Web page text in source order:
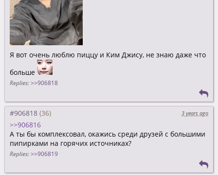
Я вот очень люблю пиццу и Ким Джису, не знаю даже что
больше
Replies: >>906818
#906818 3 years ago
>>906816
А ты бы комплексовал, окажись среди друзей с большими
пипирками на горячих источниках?
Replies: >>906819